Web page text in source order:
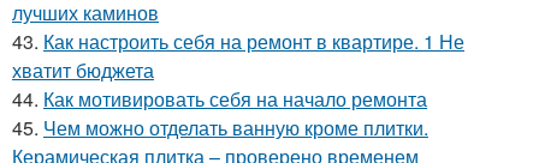
лучших каминов
43. Как настроить себя на ремонт в квартире. 1 Не
хватит бюджета
44. Как мотивировать себя на начало ремонта
45. Чем можно отделать ванную кроме плитки.
Керамическая плитка – проверено временем